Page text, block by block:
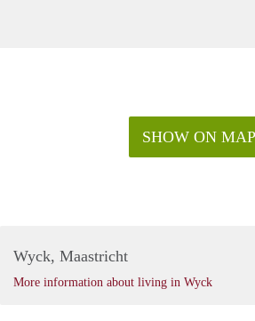
SHOW ON MAP
Wyck, Maastricht
More information about living in Wyck